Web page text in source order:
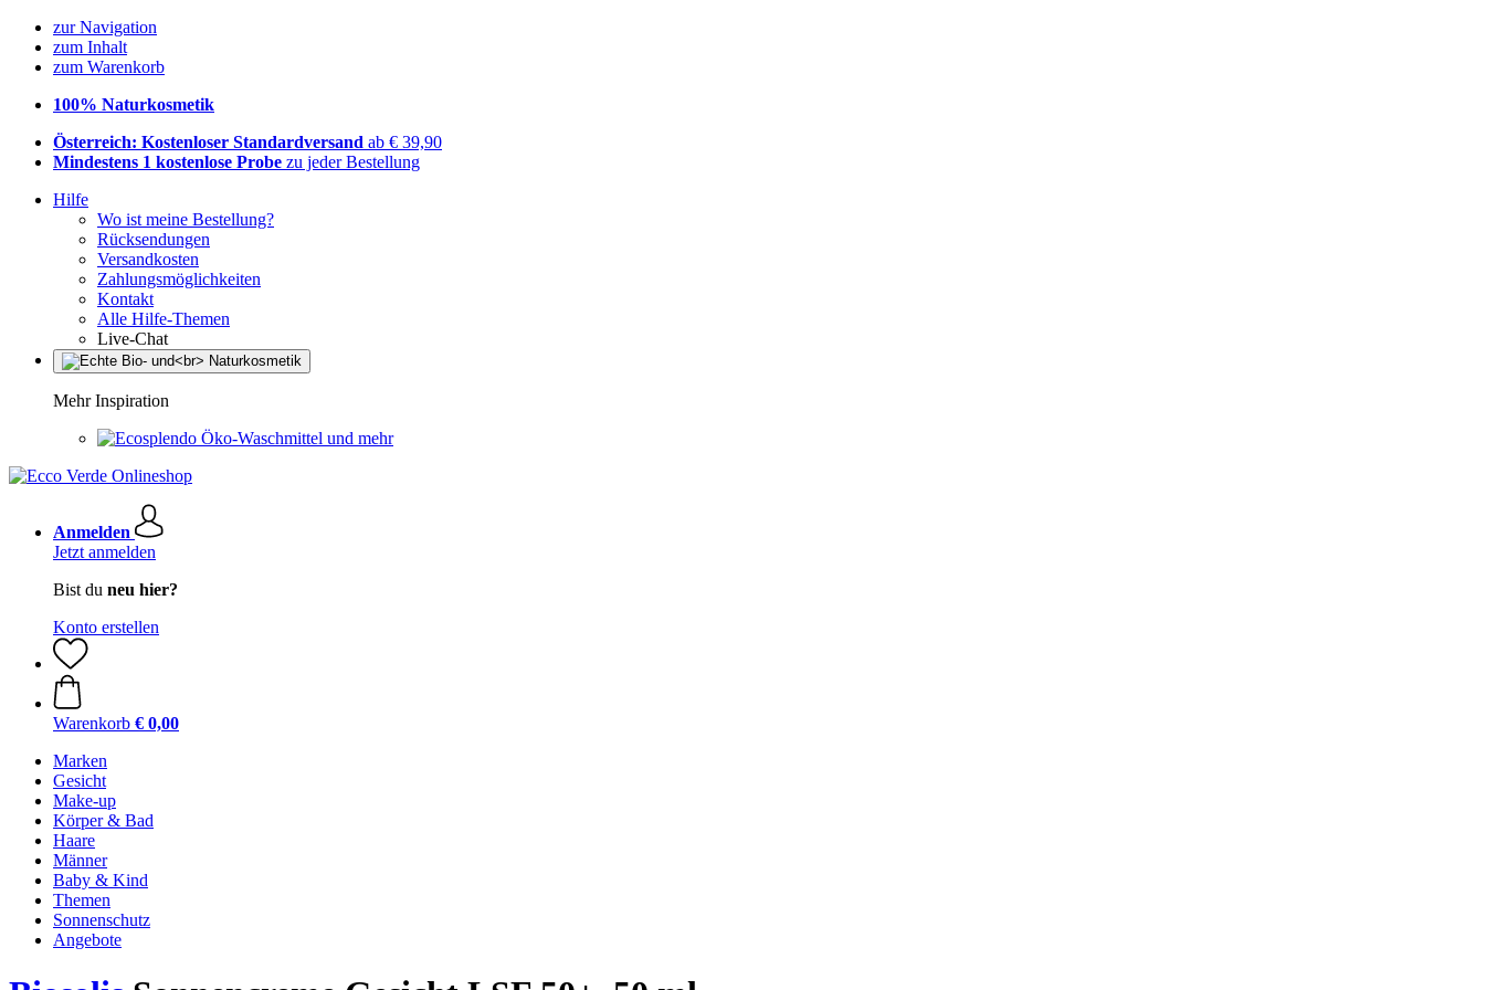
zur Navigation
zum Inhalt
zum Warenkorb
100% Naturkosmetik
Österreich: Kostenloser Standardversand ab € 39,90
Mindestens 1 kostenlose Probe zu jeder Bestellung
Hilfe
Wo ist meine Bestellung?
Rücksendungen
Versandkosten
Zahlungsmöglichkeiten
Kontakt
Alle Hilfe-Themen
Live-Chat
Mehr Inspiration
Öko-Waschmittel und mehr
Anmelden
Jetzt anmelden
Bist du neu hier?
Konto erstellen
Warenkorb € 0,00
Marken
Gesicht
Make-up
Körper & Bad
Haare
Männer
Baby & Kind
Themen
Sonnenschutz
Angebote